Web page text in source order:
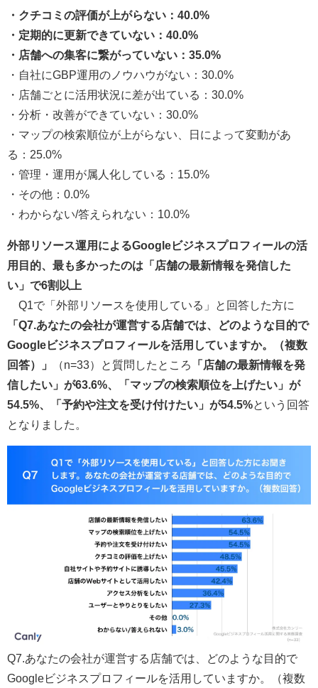
・クチコミの評価が上がらない：40.0%
・定期的に更新できていない：40.0%
・店舗への集客に繋がっていない：35.0%
・自社にGBP運用のノウハウがない：30.0%
・店舗ごとに活用状況に差が出ている：30.0%
・分析・改善ができていない：30.0%
・マップの検索順位が上がらない、日によって変動があ
る：25.0%
・管理・運用が属人化している：15.0%
・その他：0.0%
・わからない/答えられない：10.0%
外部リソース運用によるGoogleビジネスプロフィールの活
用目的、最も多かったのは「店舗の最新情報を発信した
い」で6割以上
Q1で「外部リソースを使用している」と回答した方に
「Q7.あなたの会社が運営する店舗では、どのような目的で
Googleビジネスプロフィールを活用していますか。（複数
回答）」
（n=33）と質問したところ
「店舗の最新情報を発
信したい」が63.6%、「マップの検索順位を上げたい」が
54.5%、「予約や注文を受け付けたい」が54.5%という回答
となりました。
Q7.あなたの会社が運営する店舗では、どのような目的で
Googleビジネスプロフィールを活用していますか。（複数